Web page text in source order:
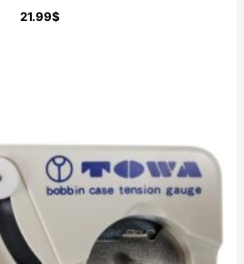
21.99$